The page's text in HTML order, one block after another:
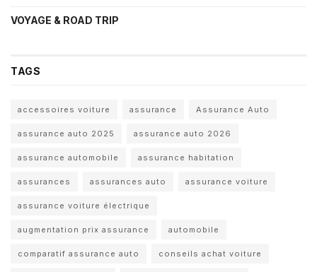
VOYAGE & ROAD TRIP
TAGS
accessoires voiture assurance Assurance Auto
assurance auto 2025 assurance auto 2026
assurance automobile assurance habitation
assurances assurances auto assurance voiture
assurance voiture électrique
augmentation prix assurance automobile
comparatif assurance auto conseils achat voiture